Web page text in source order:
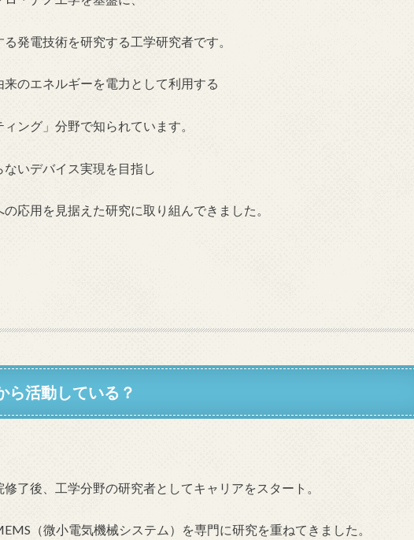
発電技術を研究する工学研究者です。
のエネルギーを電力として利用する
ィング」分野で知られています。
いデバイス実現を目指し
の応用を見据えた研究に取り組んできました。
ら活動している？
了後、工学分野の研究者としてキャリアをスタート。
（微小電気機械システム）を専門に研究を重ねてきました。